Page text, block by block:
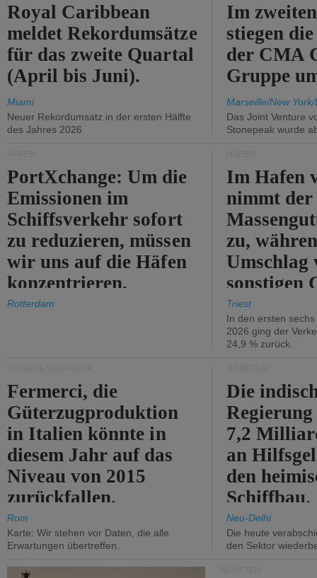
Royal Caribbean
meldet Rekordumsätze
für das zweite Quartal
(April bis Juni).
Miami
Neuer Rekordumsatz in der ersten Hälfte
des Jahres 2026
Im
stiegen
der CMA
Gruppe
Marseille/New
Das Joint Venture
Stonepeak wurde
PortXchange: Um die
Emissionen im
Schiffsverkehr sofort
zu reduzieren, müssen
wir uns auf die Häfen
konzentrieren.
Rotterdam
Im Hafen
nimmt der
zu,
Umschlag
sonstigen
abnimmt.
Triest
In den ersten
2026 ging der
24,9 % zurück.
Fermerci, die
Güterzugproduktion
in Italien könnte in
diesem Jahr auf das
Niveau von 2015
zurückfallen.
Rom
Karte: Wir stehen vor Daten, die alle
Erwartungen übertreffen.
Die
7,2
an
den
Schiffbau.
Neu-Delhi
Die heute
den Sektor